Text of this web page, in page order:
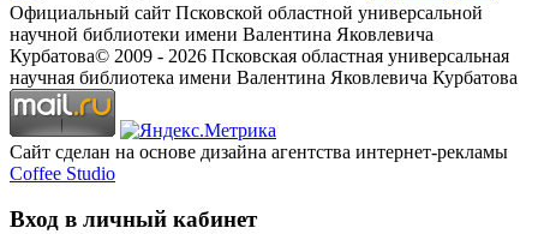
Официальный сайт Псковской областной универсальной
научной библиотеки имени Валентина Яковлевича
Курбатова© 2009 - 2026 Псковская областная универсальная
научная библиотека имени Валентина Яковлевича Курбатова
Сайт сделан на основе дизайна агентства интернет-рекламы
Coffee Studio
Вход в личный кабинет